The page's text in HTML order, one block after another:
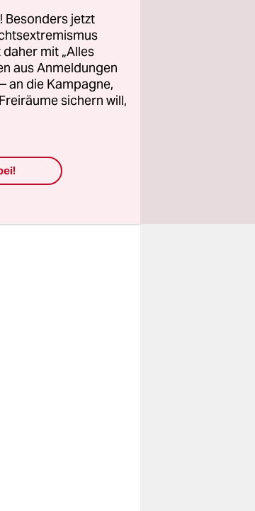
Besonders jetzt
mit „Alles
aus Anmeldungen
an die Kampagne,
sichern will,